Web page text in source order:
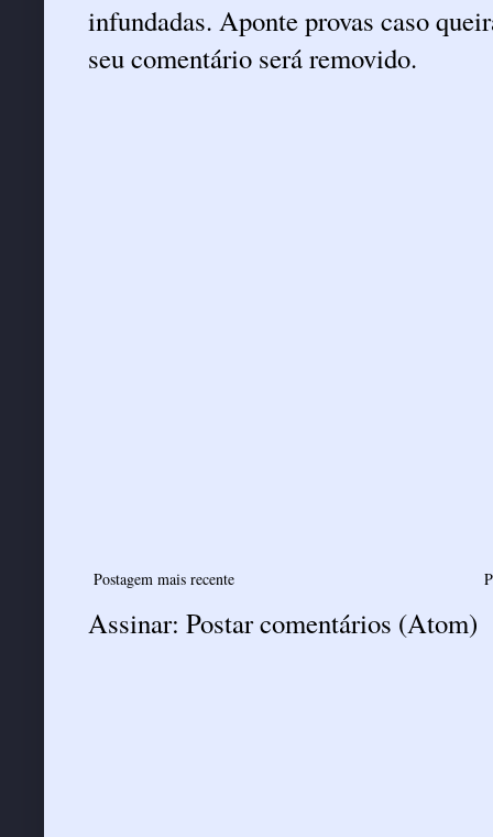
infundadas. Aponte provas caso
seu comentário será removido.
Postagem mais recente
Assinar: Postar comentários (Atom)